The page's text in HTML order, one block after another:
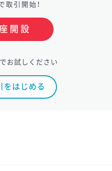
取引開始！
開設
お試しください
をはじめる